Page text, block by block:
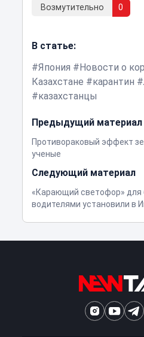
Возмутительно 0
В статье:
Япония
Новости о
Казахстане
карантин
казахстанцы
Предыдущий материал
Противораковый эффект
ученые
Следующий материал
«Карающий светофор»
водителями установили в